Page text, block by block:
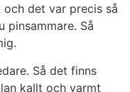
det var precis så
pinsammare. Så
Så det finns
kallt och varmt